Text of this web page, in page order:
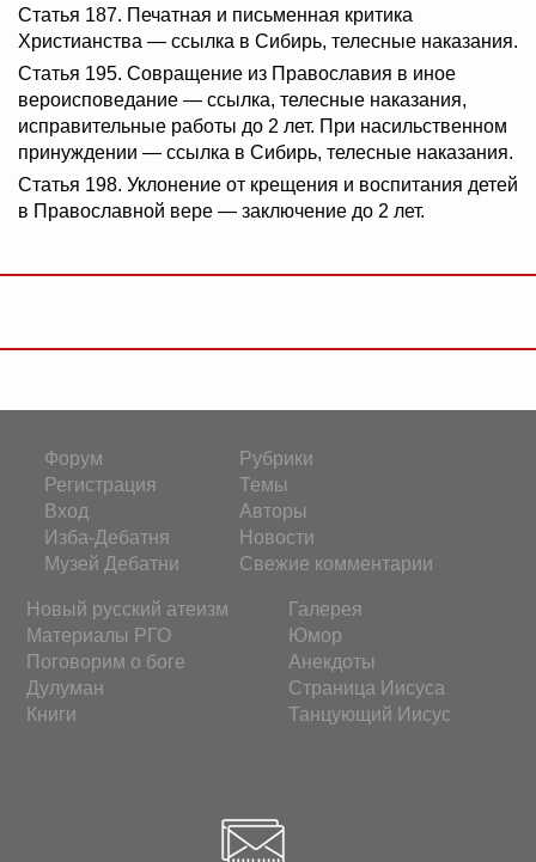
Статья 187. Печатная и письменная критика
Христианства — ссылка в Сибирь, телесные наказания.
Статья 195. Совращение из Православия в иное
вероисповедание — ссылка, телесные наказания,
исправительные работы до 2 лет. При насильственном
принуждении — ссылка в Сибирь, телесные наказания.
Статья 198. Уклонение от крещения и воспитания детей
в Православной вере — заключение до 2 лет.
Форум
Регистрация
Вход
Изба-Дебатня
Музей Дебатни
Рубрики
Темы
Авторы
Новости
Свежие комментарии
Новый русский атеизм
Материалы РГО
Поговорим о боге
Дулуман
Книги
Галерея
Юмор
Анекдоты
Страница Иисуса
Танцующий Иисус